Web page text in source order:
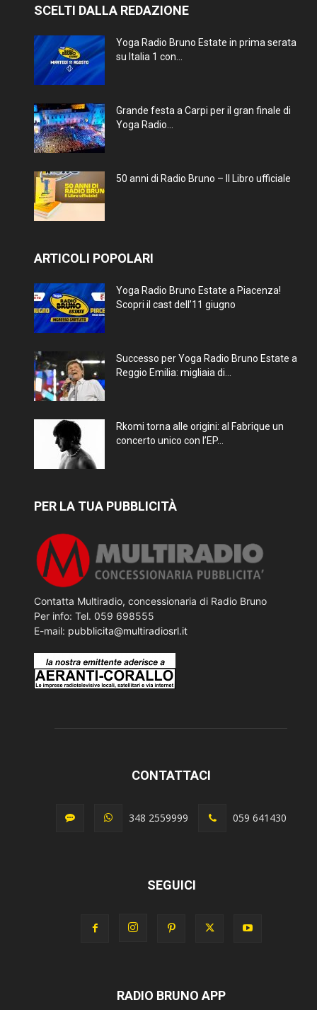
SCELTI DALLA REDAZIONE
Yoga Radio Bruno Estate in prima serata
su Italia 1 con...
Grande festa a Carpi per il gran finale di
Yoga Radio...
50 anni di Radio Bruno – Il Libro ufficiale
ARTICOLI POPOLARI
Yoga Radio Bruno Estate a Piacenza!
Scopri il cast dell’11 giugno
Successo per Yoga Radio Bruno Estate a
Reggio Emilia: migliaia di...
Rkomi torna alle origini: al Fabrique un
concerto unico con l’EP...
PER LA TUA PUBBLICITÀ
Contatta Multiradio, concessionaria di Radio Bruno
Per info: Tel. 059 698555
E-mail: pubblicita@multiradiosrl.it
CONTATTACI
348 2559999 059 641430
SEGUICI
RADIO BRUNO APP